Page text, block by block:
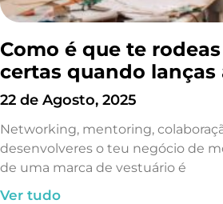
Como é que te
certas quando lanças
22 de Agosto, 2025
Networking, mentoring,
desenvolveres o teu negócio de
de uma marca de vestuário é
Ver tudo